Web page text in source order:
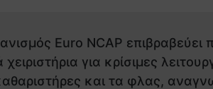
Euro NCAP επιβραβεύει
για κρίσιμες
και τα φλας,